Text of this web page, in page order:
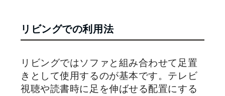
リビングでの利用法
リビングではソファと組み合わせて足置
きとして使用するのが基本です。テレビ
視聴や読書時に足を伸ばせる配置にする